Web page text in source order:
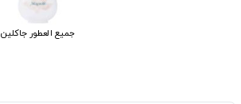
جميع العطور جاكلين